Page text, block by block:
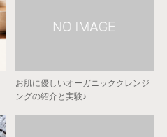
お肌に優しいオーガニッククレンジ
ングの紹介と実験♪